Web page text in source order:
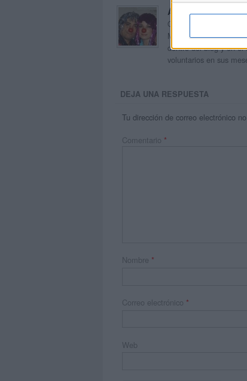
Acerca de
Orientación Andújar
Maribel, que además
dentro del blog y en el
voluntarios en sus
DEJA UNA RESPUESTA
Tu dirección de correo electrónico
Comentario *
Nombre *
Correo electrónico *
Web